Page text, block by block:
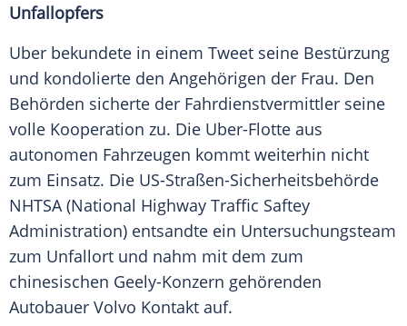
Unfallopfers
Uber bekundete in einem Tweet seine Bestürzung
und kondolierte den Angehörigen der Frau. Den
Behörden sicherte der Fahrdienstvermittler seine
volle Kooperation zu. Die Uber-Flotte aus
autonomen Fahrzeugen kommt weiterhin nicht
zum Einsatz. Die US-Straßen-Sicherheitsbehörde
NHTSA (National Highway Traffic Saftey
Administration) entsandte ein Untersuchungsteam
zum Unfallort und nahm mit dem zum
chinesischen Geely-Konzern gehörenden
Autobauer Volvo Kontakt auf.